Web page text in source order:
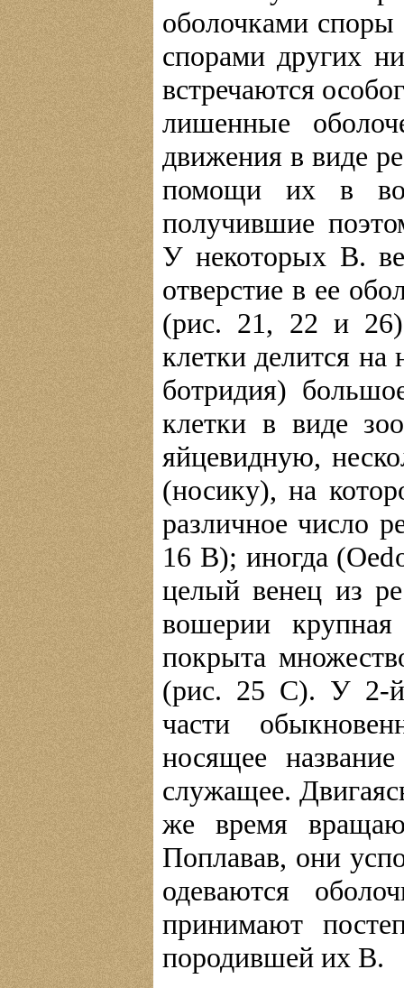
оболочками
спорами других
встречаются
лишенные
движения в виде
помощи их в
получившие
У некоторых В.
отверстие в ее
(рис. 21, 22 и
клетки делится
ботридия)
клетки в виде
яйцевидную,
(носику), на
различное число
16 В); иногда
целый венец из
вошерии
покрыта
(рис. 25 С). У 2-й
части
носящее
служащее.
же время
Поплавав, они
одеваются
принимают
породившей их В.